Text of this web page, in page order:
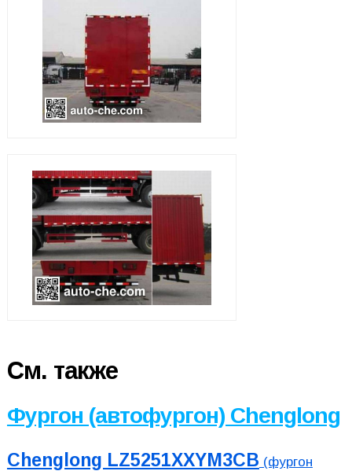
См. также
Фургон (автофургон) Chenglong
Chenglong LZ5251XXYM3CB (фургон